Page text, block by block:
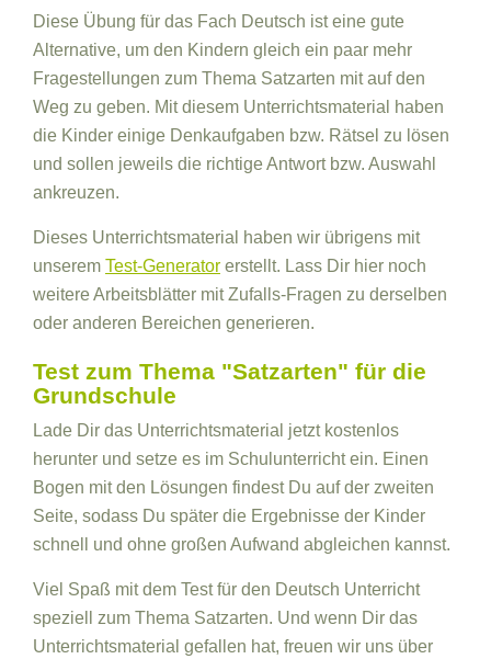
Diese Übung für das Fach Deutsch ist eine gute
Alternative, um den Kindern gleich ein paar mehr
Fragestellungen zum Thema Satzarten mit auf den
Weg zu geben. Mit diesem Unterrichtsmaterial haben
die Kinder einige Denkaufgaben bzw. Rätsel zu lösen
und sollen jeweils die richtige Antwort bzw. Auswahl
ankreuzen.
Dieses Unterrichtsmaterial haben wir übrigens mit
unserem Test-Generator erstellt. Lass Dir hier noch
weitere Arbeitsblätter mit Zufalls-Fragen zu derselben
oder anderen Bereichen generieren.
Test zum Thema "Satzarten" für die
Grundschule
Lade Dir das Unterrichtsmaterial jetzt kostenlos
herunter und setze es im Schulunterricht ein. Einen
Bogen mit den Lösungen findest Du auf der zweiten
Seite, sodass Du später die Ergebnisse der Kinder
schnell und ohne großen Aufwand abgleichen kannst.
Viel Spaß mit dem Test für den Deutsch Unterricht
speziell zum Thema Satzarten. Und wenn Dir das
Unterrichtsmaterial gefallen hat, freuen wir uns über